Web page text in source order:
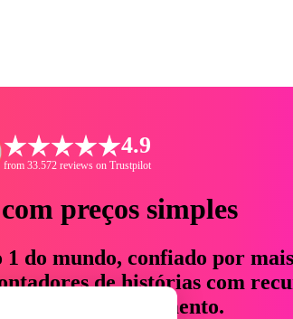
4.9
from 33.572 reviews on Trustpilot
preços simples
do mundo, confiado por
de histórias com
tempo e orçamento.